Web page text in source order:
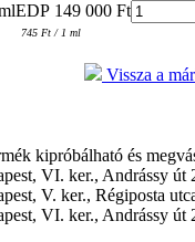
EDP 149 000 Ft
745 Ft / 1 ml
Vissza a
kipróbálható és
VI. ker., Andrássy út
V. ker., Régiposta
VI. ker., Andrássy út